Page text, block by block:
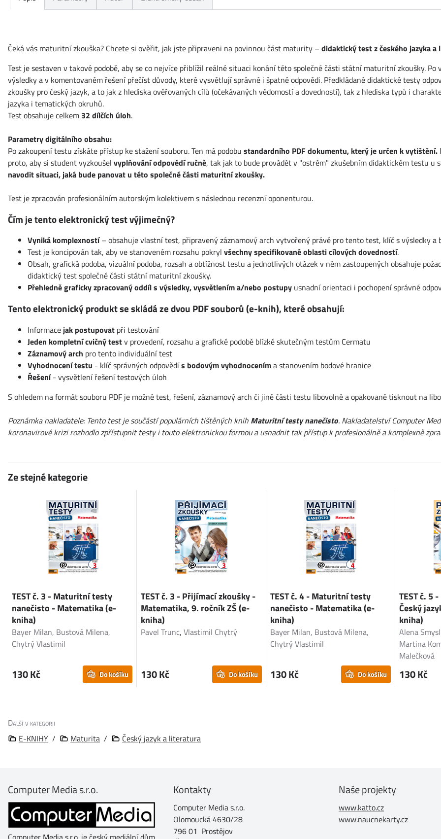
Čeká vás maturitní zkouška? Chcete si ověřit, jak jste připraveni na povinnou část maturity – didaktický test z českého jazyka
Test je sestaven v takové podobě, aby se co nejvíce přiblížil reálné situaci konání této společné části státní maturitní zkoušky.
výsledky a v komentovaném řešení přečíst důvody, které vysvětlují správné i špatné odpovědi. Předkládané didaktické testy
zkoušky pro český jazyk, a to jak z hlediska ověřovaných cílů (očekávaných vědomostí a dovedností), tak z hlediska typů i
jazyka i tematických okruhů.
Test obsahuje celkem 32 dílčích úloh.
Parametry digitálního obsahu:
Po zakoupení testu získáte přístup ke stažení souboru. Ten má podobu standardního PDF dokumentu, který je určen k vytištění.
proto, aby si student vyzkoušel vyplňování odpovědí ručně, tak jak to bude provádět v "ostrém" zkušebním didaktickém testu u
navodit situaci, jaká bude panovat u této společné části maturitní zkoušky.
Test je zpracován profesionálním autorským kolektivem s následnou recenzní oponenturou.
Čím je tento elektronický test výjimečný?
Vyniká komplexností– obsahuje vlastní test, připravený záznamový arch vytvořený právě pro tento test, klíč s výsledky
Test je koncipován tak, aby ve stanoveném rozsahu pokryl všechny specifikované oblasti cílových dovedností.
Obsah, grafická podoba, vizuální podoba, rozsah a obtížnost testu a jednotlivých otázek v něm zastoupených obsahuje
didaktický test společné části státní maturitní zkoušky.
Přehledně graficky zpracovaný oddíl s výsledky, vysvětlením a/nebo postupy usnadní orientaci i pochopení správné
Tento elektronický produkt se skládá ze dvou PDF souborů (e-knih), které obsahují:
Informace jak postupovat při testování
Jeden kompletní cvičný testv provedení, rozsahu a grafické podobě blízké skutečným testům Cermatu
Záznamový arch pro tento individuální test
Vyhodnocení testu - klíč správných odpovědís bodovým vyhodnoceníma stanovením bodové hranice
Řešení- vysvětlení řešení testových úloh
S ohledem na formát souboru PDF je možné test, řešení, záznamový arch či jiné části testu libovolně a opakovaně tisknout na
Poznámka nakladatele: Tento test je součástí populárních tištěných knih Maturitní testy nanečisto. Nakladatelství Computer
koronavirové krizi rozhodlo zpřístupnit testy i touto elektronickou formou a usnadnit tak přístup k profesionálně a komplexně
Ze stejné kategorie
TEST č. 3 - Maturitní testy
nanečisto - Matematika (e-
kniha)
Bayer Milan, Bustová Milena,
Chytrý Vlastimil
130 Kč Do košíku
TEST č. 3 - Přijímací zkoušky -
Matematika, 9. ročník ZŠ (e-
kniha)
Pavel Trunc,Vlastimil Chytrý
130 Kč Do košíku
TEST č. 4 - Maturitní testy
nanečisto - Matematika (e-
kniha)
Bayer Milan, Bustová Milena,
Chytrý Vlastimil
130 Kč Do košíku
TEST č. 5
Český
kniha)
Alena
Martina
Malečková
130 Kč
Další v kategorii
E-KNIHY / Maturita / Český jazyk a literatura
Computer Media s.r.o. Kontakty
Computer Media s.r.o.
Olomoucká 4630/28
796 01 Prostějov
Naše projekty
www.katto.cz
www.naucnekarty.cz